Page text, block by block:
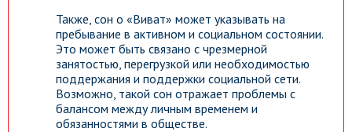
Также, сон о «Виват» может указывать на
пребывание в активном и социальном состоянии.
Это может быть связано с чрезмерной
занятостью, перегрузкой или необходимостью
поддержания и поддержки социальной сети.
Возможно, такой сон отражает проблемы с
балансом между личным временем и
обязанностями в обществе.